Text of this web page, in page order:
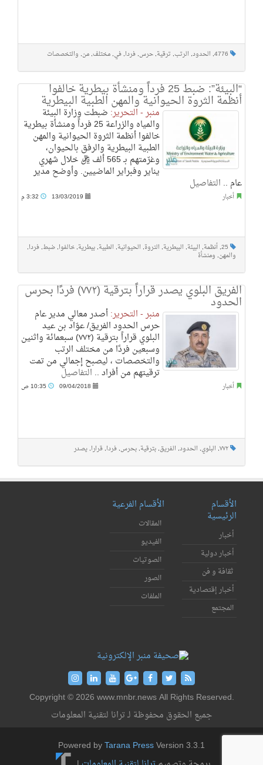
4776
, الحدود, الرتب, ترقية, حرس, فردا, في, مختلف, من, والتخصصات
“البيئة”: ضبط 25 فرداً ومنشأة بيطرية خالفوا
أنظمة الثروة الحيوانية والمهن الطبية البيطرية
منبر - التحرير: ضبطت وزارة البيئة
والمياه والزراعة 25 فرداً ومنشأة بيطرية
خالفوا أنظمة الثروة الحيوانية والمهن
الطبية البيطرية والرفق بالحيوان،
وغرّمتهم بـ 565 ألف ريال خلال شهري
يناير وفبراير الماضيين. وأوضح مدير
عام .. التفاصيل
أخبار 13/03/2019
25
, أنظمة, البيئة, البيطرية, الثروة, الحيوانية, الطبية, بيطرية, خالفوا, ضبط, فردا,
والمهن, ومنشأة
الفريق البلوي يصدر قراراً بترقية (٧٧٢) فردًا بحرس
الحدود
منبر - التحرير:أصدر معالي مدير عام
حرس الحدود الفريق/ عوّاد بن عيد
البلوي قراراً بترقية (٧٧٢) سبعمائة واثنين
وسبعين فردًا من مختلف الرتب
والتخصصات ، ليصبح إجمالي من تمت
ترقيتهم من أفراد .. التفاصيل
أخبار 09/04/2018
٧٧٢, البلوي, الحدود, الفريق, بترقية, بحرس, فردا, قرارا, يصدر
الأقسام
الرئيسية
أخبار
أخبار دولية
ثقافة و فن
أخبار إقتصادية
المجتمع
الأقسام الفرعية
المقالات
الفيديو
الصوتيات
الصور
الملفات
Copyright © 2026 www.mnbr.news All Rights Reserved.
جميع الحقوق محفوظة لـ ترانا لتقنية المعلومات
Powered byTarana PressVersion 3.3.1